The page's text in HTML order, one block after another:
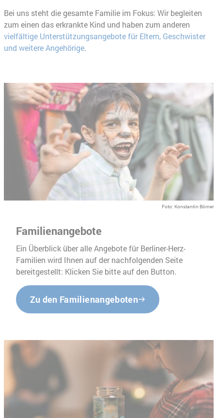
Bei uns steht die gesamte Familie im Fokus: Wir begleiten
zum einen das erkrankte Kind und haben zum anderen
vielfältige Unterstützungsangebote für Eltern, Geschwister
und weitere Angehörige.
Foto: Konstantin Börner
Familienangebote
Ein Überblick über alle Angebote für Berliner-Herz-
Familien wird Ihnen auf der nachfolgenden Seite
bereitgestellt: Klicken Sie bitte auf den Button.
Zu den Familienangeboten